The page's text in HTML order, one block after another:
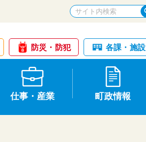
防災・防犯 各課・施設
仕事・産業 町政情報